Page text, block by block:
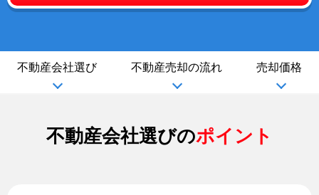
不動産会社選び 不動産売却の流れ 売却価格
不動産会社選びのポイント